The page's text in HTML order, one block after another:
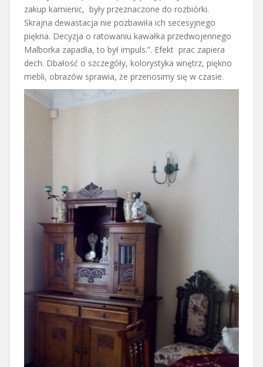
zakup kamienic, były przeznaczone do rozbiórki.
Skrajna dewastacja nie pozbawiła ich secesyjnego
piękna. Decyzja o ratowaniu kawałka przedwojennego
Malborka zapadła, to był impuls.”. Efekt prac zapiera
dech. Dbałość o szczegóły, kolorystyka wnętrz, piękno
mebli, obrazów sprawia, że przenosimy się w czasie.